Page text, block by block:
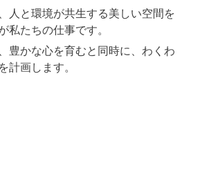
人と環境が共生する美しい空間を
私たちの仕事です。
豊かな心を育むと同時に、わくわ
計画します。